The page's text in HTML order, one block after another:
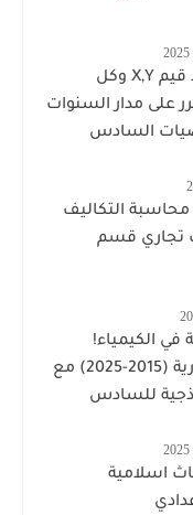
وزاريات ايجاد قيم X,Y وكل
على مدار السنوات
السادس
التكاليف
تجاري قسم
في الكيمياء!
الأسئلة الوزارية (2015-2025) مع
للسادس
اسلامية